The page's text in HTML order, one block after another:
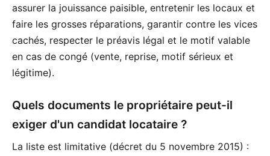
assurer la jouissance paisible, entretenir les locaux et
faire les grosses réparations, garantir contre les vices
cachés, respecter le préavis légal et le motif valable
en cas de congé (vente, reprise, motif sérieux et
légitime).
Quels documents le propriétaire peut-il
exiger d'un candidat locataire ?
La liste est limitative (décret du 5 novembre 2015) :